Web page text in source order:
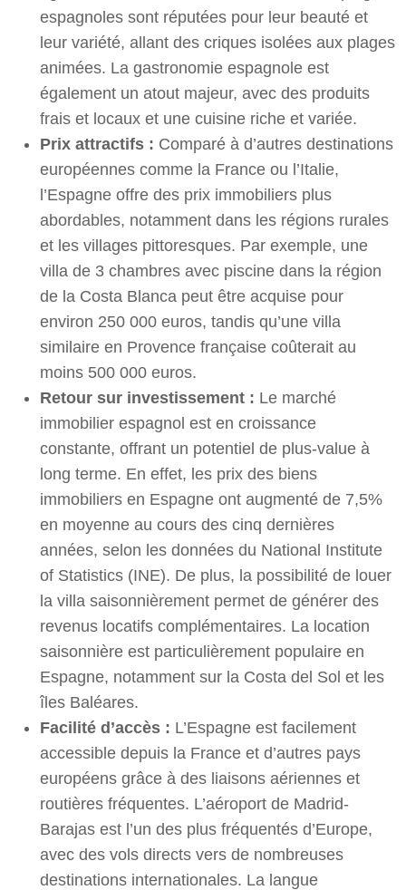
espagnoles sont réputées pour leur beauté et
leur variété, allant des criques isolées aux plages
animées. La gastronomie espagnole est
également un atout majeur, avec des produits
frais et locaux et une cuisine riche et variée.
Prix attractifs : Comparé à d’autres destinations
européennes comme la France ou l’Italie,
l’Espagne offre des prix immobiliers plus
abordables, notamment dans les régions rurales
et les villages pittoresques. Par exemple, une
villa de 3 chambres avec piscine dans la région
de la Costa Blanca peut être acquise pour
environ 250 000 euros, tandis qu’une villa
similaire en Provence française coûterait au
moins 500 000 euros.
Retour sur investissement : Le marché
immobilier espagnol est en croissance
constante, offrant un potentiel de plus-value à
long terme. En effet, les prix des biens
immobiliers en Espagne ont augmenté de 7,5%
en moyenne au cours des cinq dernières
années, selon les données du National Institute
of Statistics (INE). De plus, la possibilité de louer
la villa saisonnièrement permet de générer des
revenus locatifs complémentaires. La location
saisonnière est particulièrement populaire en
Espagne, notamment sur la Costa del Sol et les
îles Baléares.
Facilité d’accès : L’Espagne est facilement
accessible depuis la France et d’autres pays
européens grâce à des liaisons aériennes et
routières fréquentes. L’aéroport de Madrid-
Barajas est l’un des plus fréquentés d’Europe,
avec des vols directs vers de nombreuses
destinations internationales. La langue